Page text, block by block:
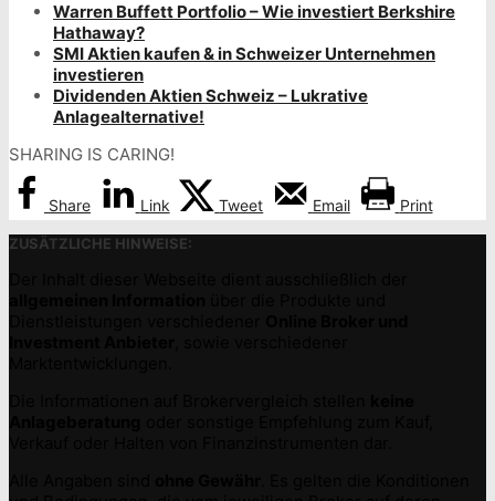
Warren Buffett Portfolio – Wie investiert Berkshire
Hathaway?
SMI Aktien kaufen & in Schweizer Unternehmen
investieren
Dividenden Aktien Schweiz – Lukrative
Anlagealternative!
SHARING IS CARING!
Share Link Tweet Email Print
ZUSÄTZLICHE HINWEISE: